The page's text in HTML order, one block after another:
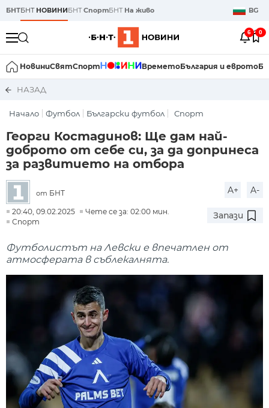
БНТБНТ НОВИНИБНТСпортБНТ На живо BG
6 0
НовиниСвятСпорт ВреметоБългария и еврото
НАЗАД
Начало Футбол Български футбол Спорт
Георги Костадинов: Ще дам най-
доброто от себе си, за да допринеса
за развитието на отбора
от БНТ A+ A-
20:40, 09.02.2025
Чете се за: 02:00 мин.
Спорт
Запази
Футболистът на Левски е впечатлен от
атмосферата в съблекалнята.